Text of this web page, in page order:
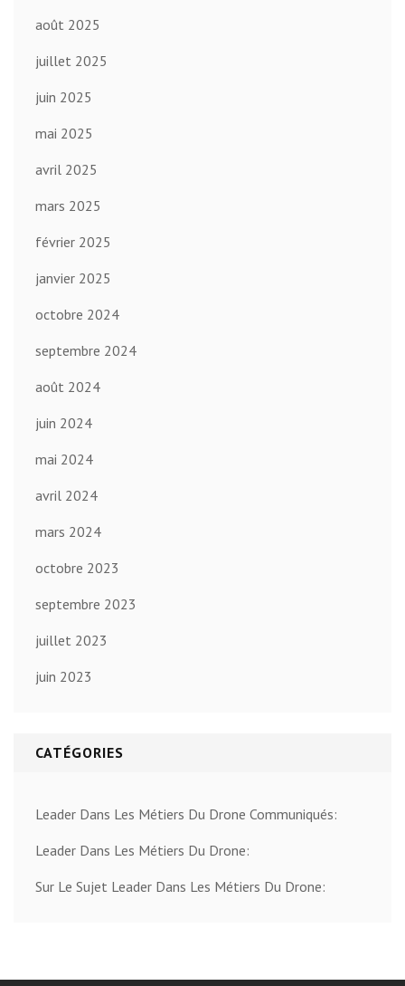
août 2025
juillet 2025
juin 2025
mai 2025
avril 2025
mars 2025
février 2025
janvier 2025
octobre 2024
septembre 2024
août 2024
juin 2024
mai 2024
avril 2024
mars 2024
octobre 2023
septembre 2023
juillet 2023
juin 2023
CATÉGORIES
Leader Dans Les Métiers Du Drone Communiqués:
Leader Dans Les Métiers Du Drone:
Sur Le Sujet Leader Dans Les Métiers Du Drone: